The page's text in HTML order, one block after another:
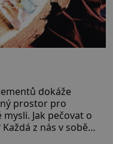
dokáže
prostor pro
Jak pečovat o
z nás v sobě